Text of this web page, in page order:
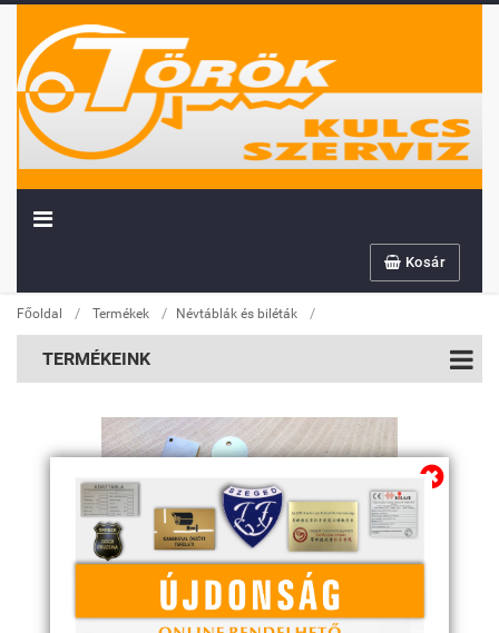
Kosár
Főoldal / Termékek / Névtáblák és biléták /
TERMÉKEINK